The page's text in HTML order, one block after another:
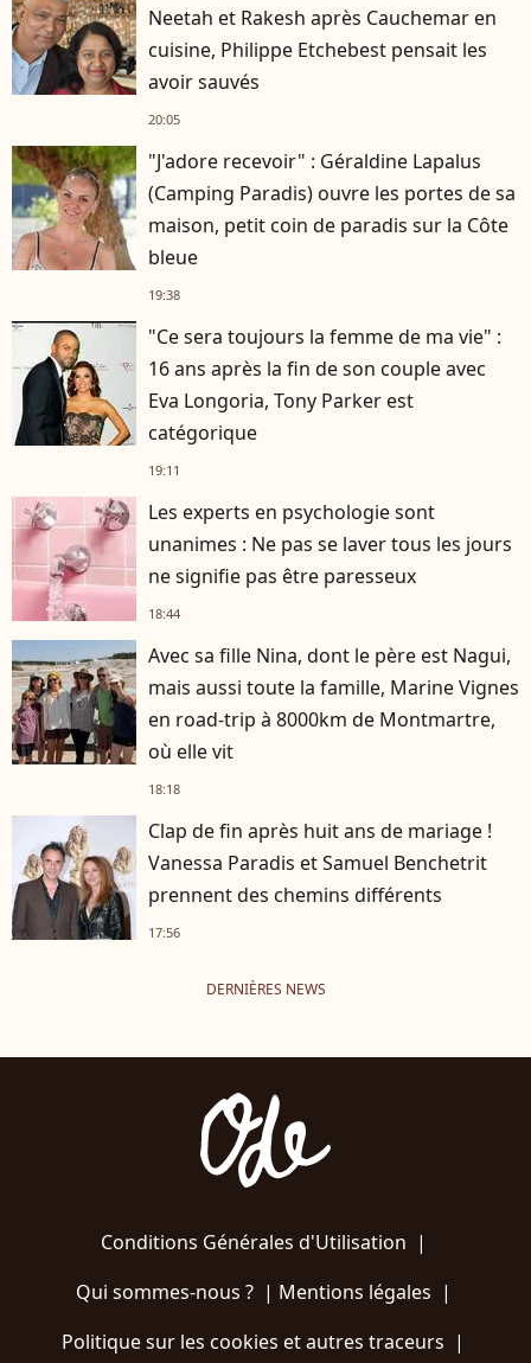
Neetah et Rakesh après Cauchemar en
cuisine, Philippe Etchebest pensait les
avoir sauvés
20:05
"J'adore recevoir" : Géraldine Lapalus
(Camping Paradis) ouvre les portes de sa
maison, petit coin de paradis sur la Côte
bleue
19:38
"Ce sera toujours la femme de ma vie" :
16 ans après la fin de son couple avec
Eva Longoria, Tony Parker est
catégorique
19:11
Les experts en psychologie sont
unanimes : Ne pas se laver tous les jours
ne signifie pas être paresseux
18:44
Avec sa fille Nina, dont le père est Nagui,
mais aussi toute la famille, Marine Vignes
en road-trip à 8000km de Montmartre,
où elle vit
18:18
Clap de fin après huit ans de mariage !
Vanessa Paradis et Samuel Benchetrit
prennent des chemins différents
17:56
DERNIÈRES NEWS
Conditions Générales d'Utilisation |
Qui sommes-nous ?| Mentions légales |
Politique sur les cookies et autres traceurs |